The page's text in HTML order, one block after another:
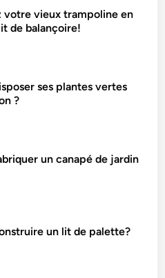
votre vieux trampoline en
de balançoire!
ses plantes vertes
?
un canapé de jardin
un lit de palette?